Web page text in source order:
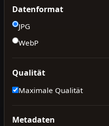
Datenformat
JPG
WebP
Qualität
Maximale Qualität
Metadaten